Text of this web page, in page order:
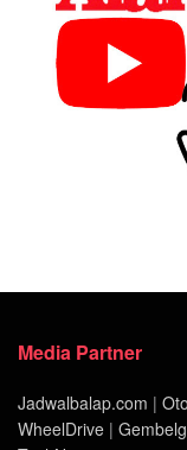
Media Partner
Jadwalbalap.com |
WheelDrive |